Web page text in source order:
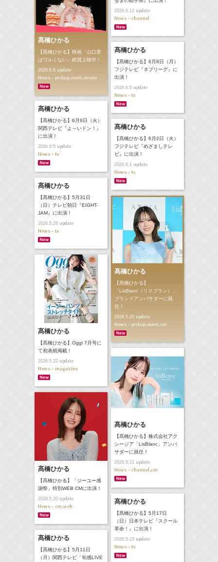
2026.6.12update
News - channel
髙橋ひかる
【髙橋ひかる】映画「山口君
はワルくない」絶賛上映中！
2026.6.8update
News - pickup,event,movie
髙橋ひかる
【髙橋ひかる】6月8日（月）
フジテレビ『ネプリーグ』に
出演！
2026.6.5update
News - tv
髙橋ひかる
【髙橋ひかる】6月9日（火）
関西テレビ『よ～いドン！』
に出演！
2026.6.5update
News - tv
髙橋ひかる
【髙橋ひかる】6月2日（火）
フジテレビ『めざましテレ
ビ』に出演！
2026.6.1update
News - tv
髙橋ひかる
【髙橋ひかる】5月31日
（日）テレビ朝日『EIGHT-
JAM』に出演！
2026.5.29update
News - tv
髙橋ひかる
【髙橋ひかる】
「LisBlanc（リスブラン）」
ブランドアンバサダーに就
任！
2026.5.25update
News - pickup,event,cm
髙橋ひかる
【髙橋ひかる】Oggi 7月号に
て初表紙掲載！
2026.5.22update
News - magazine
髙橋ひかる
【髙橋ひかる】株式会社アク
シージア「LisBlanc」アンバ
サダーに就任！
2026.5.21update
News - channel,cm
髙橋ひかる
【髙橋ひかる】「ジーユー感
謝祭」特別WEB CMに出演！
2026.5.20update
News - cm,web
髙橋ひかる
【髙橋ひかる】5月17日
（日）日本テレビ『スクール
革命！』に出演！
2026.5.15update
News - tv
髙橋ひかる
【髙橋ひかる】5月11日
（月）関西テレビ「旬感LIVE